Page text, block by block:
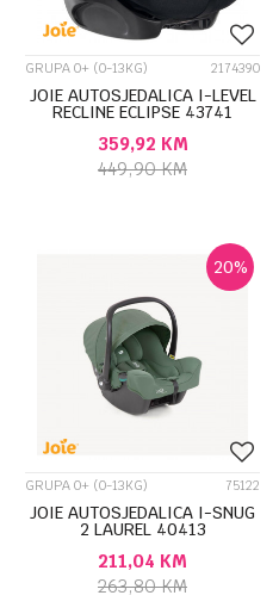
GRUPA 0+ (0-13KG) 2174390
JOIE AUTOSJEDALICA I-LEVEL
RECLINE ECLIPSE 43741
359,92 KM
449,90KM
20%
GRUPA 0+ (0-13KG) 75122
JOIE AUTOSJEDALICA I-SNUG
2 LAUREL 40413
211,04 KM
263,80KM